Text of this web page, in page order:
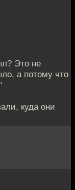
Это не
а потому что
куда они